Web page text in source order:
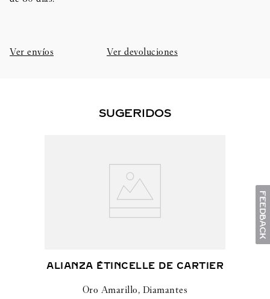
Ver envíos Ver devoluciones
SUGERIDOS
ALIANZA ÉTINCELLE DE CARTIER
Oro Amarillo, Diamantes